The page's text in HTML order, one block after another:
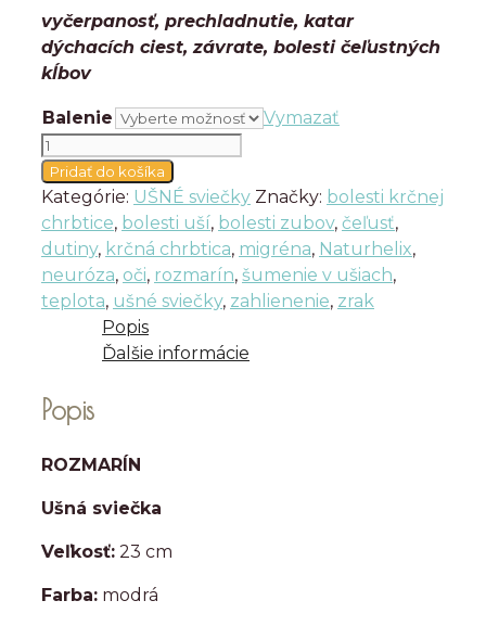
vyčerpanosť, prechladnutie, katar
dýchacích ciest, závrate, bolesti čeľustných
kĺbov
Balenie
Vymazať
množstvo
ROZMARÍN
-
ušné
sviečky
Pridať do košíka
Kategórie: UŠNÉ sviečky Značky: bolesti krčnej
chrbtice, bolesti uší, bolesti zubov, čeľusť,
dutiny, krčná chrbtica, migréna, Naturhelix,
neuróza, oči, rozmarín, šumenie v ušiach,
teplota, ušné sviečky, zahlienenie, zrak
Popis
Ďalšie informácie
Popis
ROZMARÍN
Ušná sviečka
Veľkosť: 23 cm
Farba: modrá